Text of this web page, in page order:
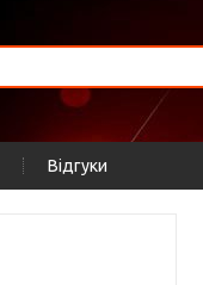
Відгуки